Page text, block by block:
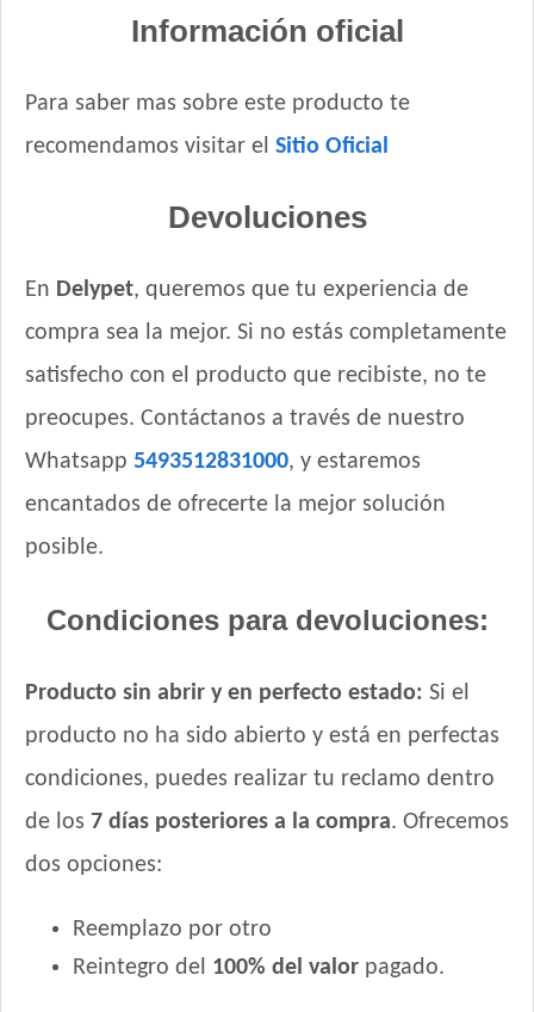
Vitalcan Therapy Feline Renal Care
Voraz Gato Adulto
Whiskas Gato Adulto sabor Carne
Whiskas Gato Adulto sabor Pollo
Zimpi Gato Adulto
Información oficial
Para saber mas sobre este producto te
recomendamos visitar el Sitio Oficial
Devoluciones
En Delypet, queremos que tu experiencia de
compra sea la mejor. Si no estás completamente
satisfecho con el producto que recibiste, no te
preocupes. Contáctanos a través de nuestro
Whatsapp 5493512831000, y estaremos
encantados de ofrecerte la mejor solución
posible.
Condiciones para devoluciones:
Producto sin abrir y en perfecto estado: Si el
producto no ha sido abierto y está en perfectas
condiciones, puedes realizar tu reclamo dentro
de los 7 días posteriores a la compra. Ofrecemos
dos opciones:
Reemplazo por otro
Reintegro del 100% del valor pagado.